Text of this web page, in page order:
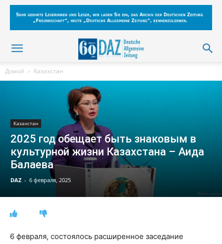
Домой Казахстан
Казахстан
2025 год обещает быть знаковым в
культурной жизни Казахстана – Аида
Балаева
DAZ - 6 февраля, 2025
6 февраля, состоялось расширенное заседание